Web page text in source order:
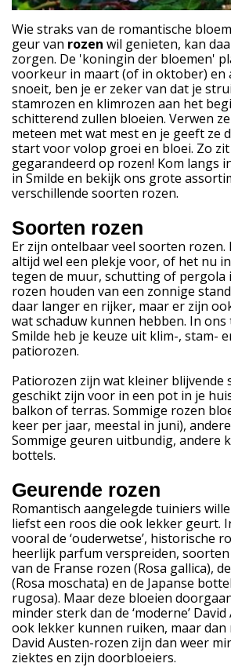
Wie straks van de romantische
geur van rozen wil genieten, kan
zorgen. De 'koningin der bloemen'
voorkeur in maart (of in oktober) en
snoeit, ben je er zeker van dat je
stamrozen en klimrozen aan het
schitterend zullen bloeien. Verwen
meteen met wat mest en je geeft ze
start voor volop groei en bloei. Zo
gegarandeerd op rozen! Kom langs
in Smilde en bekijk ons grote
verschillende soorten rozen.
Soorten rozen
Er zijn ontelbaar veel soorten rozen.
altijd wel een plekje voor, of het nu
tegen de muur, schutting of pergola
rozen houden van een zonnige
daar langer en rijker, maar er zijn
wat schaduw kunnen hebben. In
Smilde heb je keuze uit klim-, stam-
patiorozen.
Patiorozen zijn wat kleiner blijvende
geschikt zijn voor in een pot in je
balkon of terras. Sommige rozen
keer per jaar, meestal in juni),
Sommige geuren uitbundig, andere
bottels.
Geurende rozen
Romantisch aangelegde tuiniers
liefst een roos die ook lekker geurt.
vooral de ‘ouderwetse’, historische
heerlijk parfum verspreiden,
van de Franse rozen (Rosa gallica),
(Rosa moschata) en de Japanse
rugosa). Maar deze bloeien
minder sterk dan de ‘moderne’
ook lekker kunnen ruiken, maar dan
David Austen-rozen zijn dan weer
ziektes en zijn doorbloeiers.